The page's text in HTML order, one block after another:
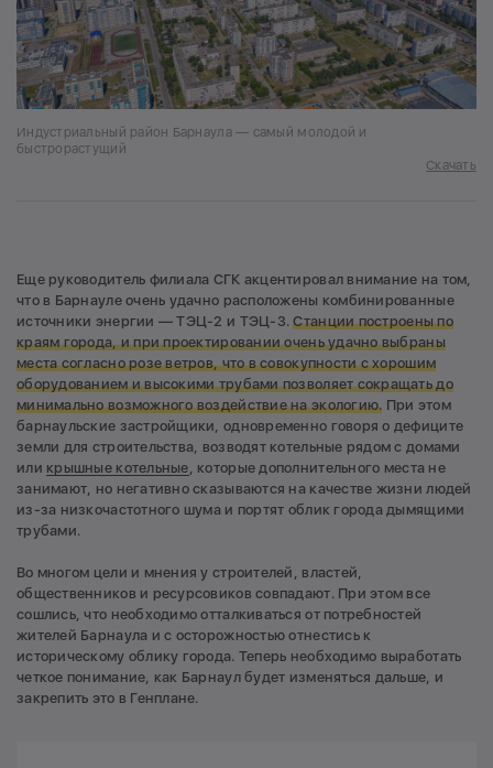
Индустриальный район Барнаула — самый молодой и
быстрорастущий
Скачать
Еще руководитель филиала СГК акцентировал внимание на том,
что в Барнауле очень удачно расположены комбинированные
источники энергии — ТЭЦ-2 и ТЭЦ-3.Станции построены по
краям города, и при проектировании очень удачно выбраны
места согласно розе ветров, что в совокупности с хорошим
оборудованием и высокими трубами позволяет сокращать до
минимально возможного воздействие на экологию. При этом
барнаульские застройщики, одновременно говоря о дефиците
земли для строительства, возводят котельные рядом с домами
или крышные котельные , которые дополнительного места не
занимают, но негативно сказываются на качестве жизни людей
из-за низкочастотного шума и портят облик города дымящими
трубами.
Во многом цели и мнения у строителей, властей,
общественников и ресурсовиков совпадают. При этом все
сошлись, что необходимо отталкиваться от потребностей
жителей Барнаула и с осторожностью отнестись к
историческому облику города. Теперь необходимо выработать
четкое понимание, как Барнаул будет изменяться дальше, и
закрепить это в Генплане.